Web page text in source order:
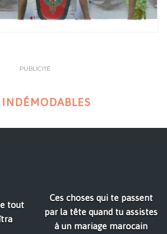
PUBLICITÉ
INDÉMODABLES
tout
Ces choses qui te passent
par la tête quand tu assistes
à un mariage marocain